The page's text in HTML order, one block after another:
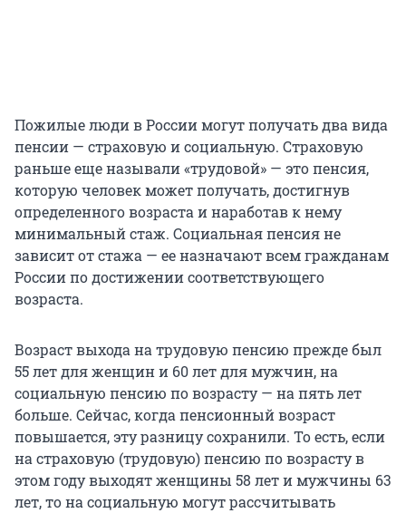
Пожилые люди в России могут получать два вида
пенсии — страховую и социальную. Страховую
раньше еще называли «трудовой» — это пенсия,
которую человек может получать, достигнув
определенного возраста и наработав к нему
минимальный стаж. Социальная пенсия не
зависит от стажа — ее назначают всем гражданам
России по достижении соответствующего
возраста.
Возраст выхода на трудовую пенсию прежде был
55 лет для женщин и 60 лет для мужчин, на
социальную пенсию по возрасту — на пять лет
больше. Сейчас, когда пенсионный возраст
повышается, эту разницу сохранили. То есть, если
на страховую (трудовую) пенсию по возрасту в
этом году выходят женщины 58 лет и мужчины 63
лет, то на социальную могут рассчитывать